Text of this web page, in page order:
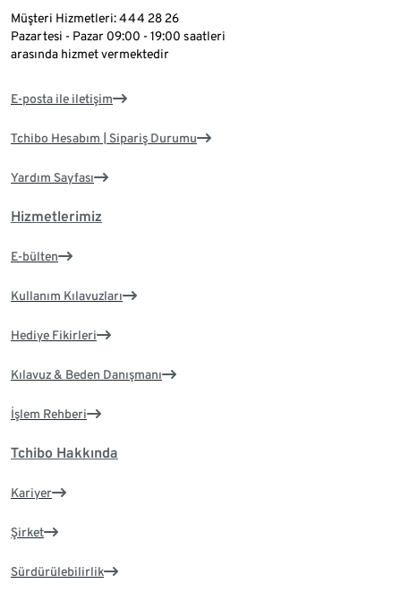
Müşteri Hizmetleri: 444 28 26
Pazartesi - Pazar 09:00 - 19:00 saatleri
arasında hizmet vermektedir
E-posta ile iletişim
Tchibo Hesabım | Sipariş Durumu
Yardım Sayfası
Hizmetlerimiz
E-bülten
Kullanım Kılavuzları
Hediye Fikirleri
Kılavuz & Beden Danışmanı
İşlem Rehberi
Tchibo Hakkında
Kariyer
Şirket
Sürdürülebilirlik